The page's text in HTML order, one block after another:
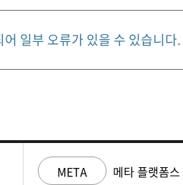
일부 오류가 있을 수 있습니다.
META 메타 플랫폼